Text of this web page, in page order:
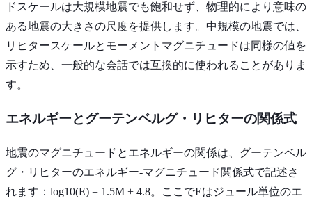
ドスケールは大規模地震でも飽和せず、物理的により意味の
ある地震の大きさの尺度を提供します。中規模の地震では、
リヒタースケールとモーメントマグニチュードは同様の値を
示すため、一般的な会話では互換的に使われることがありま
す。
エネルギーとグーテンベルグ・リヒターの関係式
地震のマグニチュードとエネルギーの関係は、グーテンベル
グ・リヒターのエネルギー-マグニチュード関係式で記述さ
れます：log10(E) = 1.5M + 4.8。ここでEはジュール単位のエ